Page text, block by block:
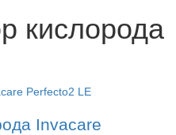
кислорода
Invacare